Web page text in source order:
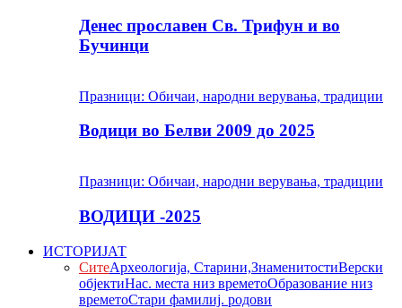
Денес прославен Св. Трифун и во
Бучинци
Празници: Обичаи, народни верувања, традиции
Водици во Белви 2009 до 2025
Празници: Обичаи, народни верувања, традиции
ВОДИЦИ -2025
ИСТОРИЈАТ
СитеАрхеологија, Старини,ЗнаменитостиВерски
објектиНас. места низ времетоОбразование низ
времетоСтари фамилиј. родови